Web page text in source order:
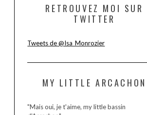
RETROUVEZ MOI SUR
TWITTER
Tweets de @Isa_Monrozier
MY LITTLE ARCACHON
"Mais oui, je t'aime, my little bassin